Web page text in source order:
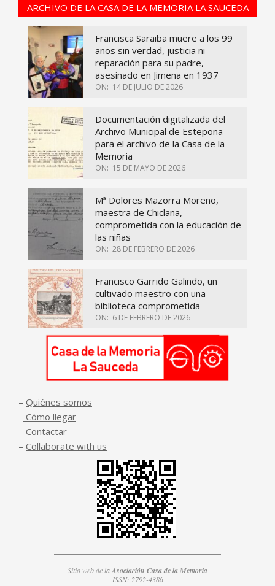
ARCHIVO DE LA CASA DE LA MEMORIA LA SAUCEDA
Francisca Saraiba muere a los 99
años sin verdad, justicia ni
reparación para su padre,
asesinado en Jimena en 1937
ON: 14 DE JULIO DE 2026
Documentación digitalizada del
Archivo Municipal de Estepona
para el archivo de la Casa de la
Memoria
ON: 15 DE MAYO DE 2026
Mª Dolores Mazorra Moreno,
maestra de Chiclana,
comprometida con la educación de
las niñas
ON: 28 DE FEBRERO DE 2026
Francisco Garrido Galindo, un
cultivado maestro con una
biblioteca comprometida
ON: 6 DE FEBRERO DE 2026
– Quiénes somos
– Cómo llegar
– Contactar
– Collaborate with us
Sitio web de laAsociación Casa de la Memoria
ISSN: 2792-4386